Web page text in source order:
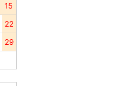
15
22
29